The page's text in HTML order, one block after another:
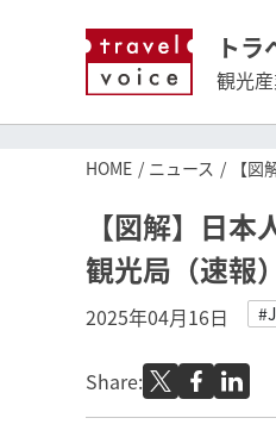
トラ
観光
HOME ニュース 【
【図解】日
観光局（速報）
2025年04月16日
Share: